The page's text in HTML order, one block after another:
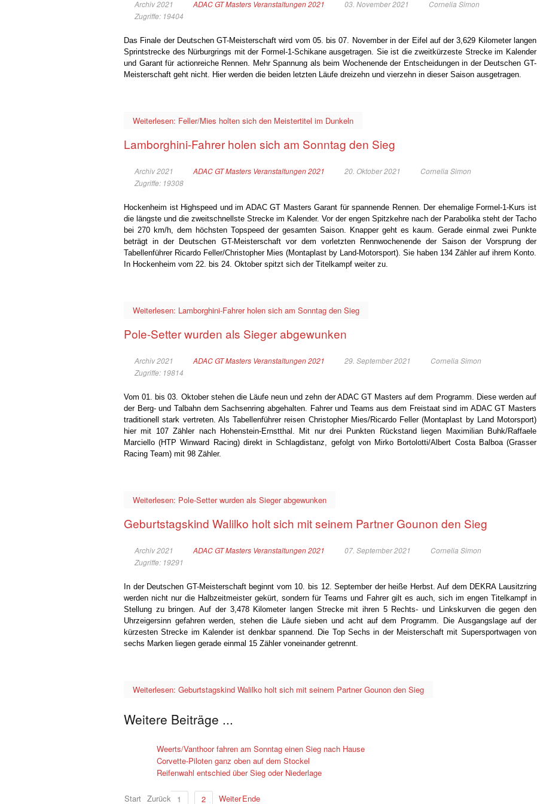
Archiv 2021 ADAC GT Masters Veranstaltungen 2021 03. November 2021
Cornelia Simon
Zugriffe: 19404
Das Finale der Deutschen GT-Meisterschaft wird vom 05. bis 07. November in der Eifel auf der 3,629 Kilometer langen
Sprintstrecke des Nürburgrings mit der Formel-1-Schikane ausgetragen. Sie ist die zweitkürzeste Strecke im Kalender
und Garant für actionreiche Rennen. Mehr Spannung als beim Wochenende der Entscheidungen in der Deutschen GT-
Meisterschaft geht nicht. Hier werden die beiden letzten Läufe dreizehn und vierzehn in dieser Saison ausgetragen.
Weiterlesen: Feller/Mies holten sich den Meistertitel im Dunkeln
Lamborghini-Fahrer holen sich am Sonntag den Sieg
Archiv 2021 ADAC GT Masters Veranstaltungen 2021 20. Oktober 2021
Cornelia Simon
Zugriffe: 19308
Hockenheim ist Highspeed und im ADAC GT Masters Garant für spannende Rennen. Der ehemalige Formel-1-Kurs ist
die längste und die zweitschnellste Strecke im Kalender. Vor der engen Spitzkehre nach der Parabolika steht der Tacho
bei 270 km/h, dem höchsten Topspeed der gesamten Saison. Knapper geht es kaum. Gerade einmal zwei Punkte
beträgt in der Deutschen GT-Meisterschaft vor dem vorletzten Rennwochenende der Saison der Vorsprung der
Tabellenführer Ricardo Feller/Christopher Mies (Montaplast by Land-Motorsport). Sie haben 134 Zähler auf ihrem Konto.
In Hockenheim vom 22. bis 24. Oktober spitzt sich der Titelkampf weiter zu.
Weiterlesen: Lamborghini-Fahrer holen sich am Sonntag den Sieg
Pole-Setter wurden als Sieger abgewunken
Archiv 2021 ADAC GT Masters Veranstaltungen 2021 29. September 2021
Cornelia Simon
Zugriffe: 19814
Vom 01. bis 03. Oktober stehen die Läufe neun und zehn der ADAC GT Masters auf dem Programm. Diese werden auf
der Berg- und Talbahn dem Sachsenring abgehalten. Fahrer und Teams aus dem Freistaat sind im ADAC GT Masters
traditionell stark vertreten. Als Tabellenführer reisen Christopher Mies/Ricardo Feller (Montaplast by Land Motorsport)
hier mit 107 Zähler nach Hohenstein-Ernstthal. Mit nur drei Punkten Rückstand liegen Maximilian Buhk/Raffaele
Marciello (HTP Winward Racing) direkt in Schlagdistanz, gefolgt von Mirko Bortolotti/Albert Costa Balboa (Grasser
Racing Team) mit 98 Zähler.
Weiterlesen: Pole-Setter wurden als Sieger abgewunken
Geburtstagskind Walilko holt sich mit seinem Partner Gounon den Sieg
Archiv 2021 ADAC GT Masters Veranstaltungen 2021 07. September 2021
Cornelia Simon
Zugriffe: 19291
In der Deutschen GT-Meisterschaft beginnt vom 10. bis 12. September der heiße Herbst. Auf dem DEKRA Lausitzring
werden nicht nur die Halbzeitmeister gekürt, sondern für Teams und Fahrer gilt es auch, sich im engen Titelkampf in
Stellung zu bringen. Auf der 3,478 Kilometer langen Strecke mit ihren 5 Rechts- und Linkskurven die gegen den
Uhrzeigersinn gefahren werden, stehen die Läufe sieben und acht auf dem Programm. Die Ausgangslage auf der
kürzesten Strecke im Kalender ist denkbar spannend. Die Top Sechs in der Meisterschaft mit Supersportwagen von
sechs Marken liegen gerade einmal 15 Zähler voneinander getrennt.
Weiterlesen: Geburtstagskind Walilko holt sich mit seinem Partner Gounon den Sieg
Weitere Beiträge ...
Weerts/Vanthoor fahren am Sonntag einen Sieg nach Hause
Corvette-Piloten ganz oben auf dem Stockel
Reifenwahl entschied über Sieg oder Niederlage
Start Zurück 1 2 WeiterEnde